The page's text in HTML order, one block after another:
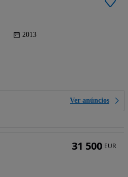
2013
Ver anúncios
31 500 EUR